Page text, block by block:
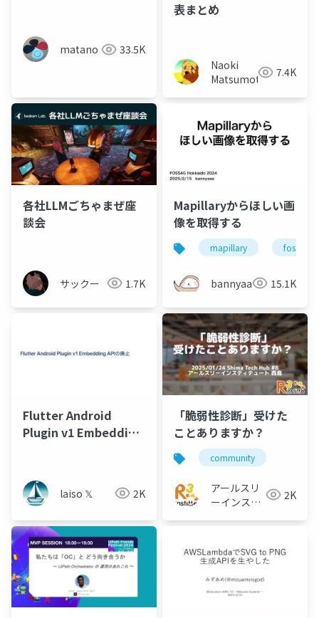
matano 33.5K
表まとめ
Naoki
Matsumoto
7.4K
各社LLMごちゃまぜ座
談会
サックー 1.7K
Mapillaryからほしい画
像を取得する
mapillary foss4g
bannyaaa 15.1K
Flutter Android
Plugin v1 Embedding
laiso 𝕏 2K
「脆弱性診断」受けた
ことありますか？
community
アールスリ
ーインステ
2K